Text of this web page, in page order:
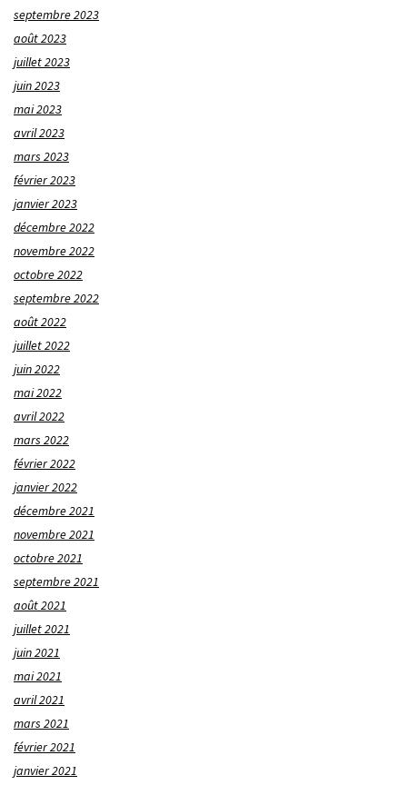
septembre 2023
août 2023
juillet 2023
juin 2023
mai 2023
avril 2023
mars 2023
février 2023
janvier 2023
décembre 2022
novembre 2022
octobre 2022
septembre 2022
août 2022
juillet 2022
juin 2022
mai 2022
avril 2022
mars 2022
février 2022
janvier 2022
décembre 2021
novembre 2021
octobre 2021
septembre 2021
août 2021
juillet 2021
juin 2021
mai 2021
avril 2021
mars 2021
février 2021
janvier 2021